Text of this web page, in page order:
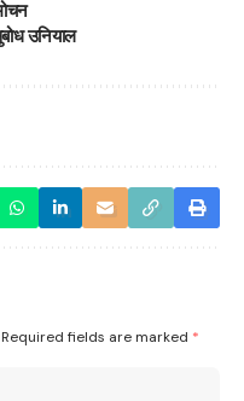
उनियाल
Required fields are marked *